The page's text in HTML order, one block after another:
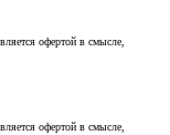
офертой в смысле,
офертой в смысле,